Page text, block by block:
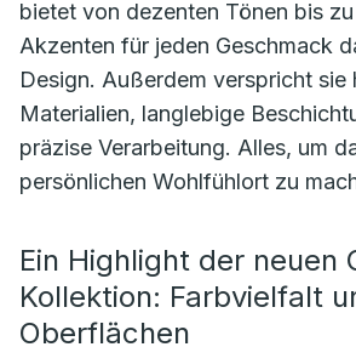
bietet von dezenten Tönen bis
Akzenten für jeden Geschmack
Design. Außerdem verspricht sie
Materialien, langlebige
präzise Verarbeitung. Alles, um
persönlichen Wohlfühlort zu
Ein Highlight der neuen
Kollektion: Farbvielfalt
Oberflächen